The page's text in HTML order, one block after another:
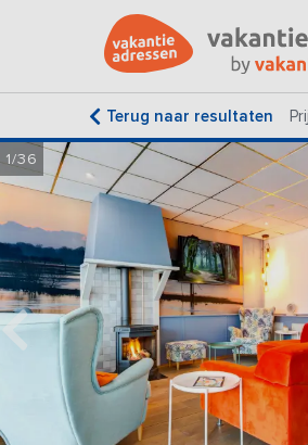
Terug naar resultaten
1/36